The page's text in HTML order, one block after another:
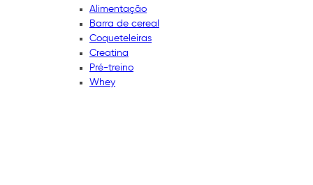
Alimentação
Barra de cereal
Coqueteleiras
Creatina
Pré-treino
Whey